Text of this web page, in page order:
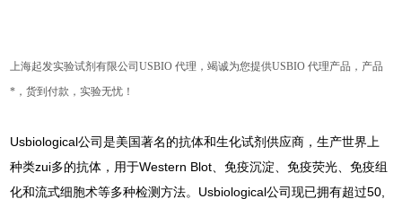
上海起发实验试剂有限公司USBIO代理，竭诚为您提供USBIO代理产品，产品
*，货到付款，实验无忧！
Usbiological公司是美国著名的抗体和生化试剂供应商，生产世界上
种类zui多的抗体，用于Western Blot、免疫沉淀、免疫荧光、免疫组
化和流式细胞术等多种检测方法。Usbiological公司现已拥有超过50,